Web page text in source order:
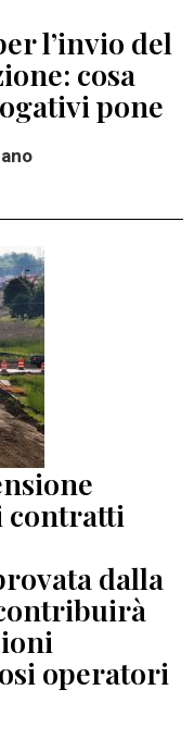
l’invio del
cosa
pone
contratti
dalla
operatori